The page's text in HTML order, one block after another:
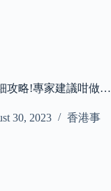
攻略!專家建議咁做…
30, 2023 香港事